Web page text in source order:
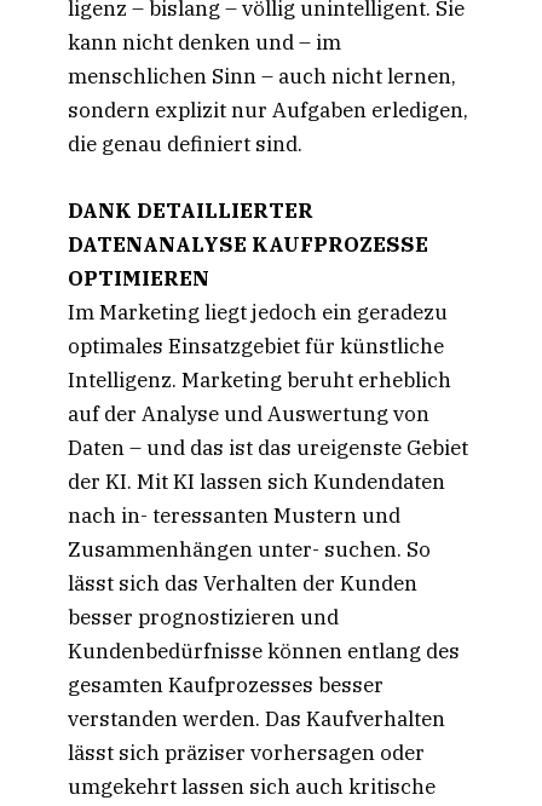
ligenz – bislang – völlig unintelligent. Sie
kann nicht denken und – im
menschlichen Sinn – auch nicht lernen,
sondern explizit nur Aufgaben erledigen,
die genau definiert sind.
DANK DETAILLIERTER
DATENANALYSE KAUFPROZESSE
OPTIMIEREN
Im Marketing liegt jedoch ein geradezu
optimales Einsatzgebiet für künstliche
Intelligenz. Marketing beruht erheblich
auf der Analyse und Auswertung von
Daten – und das ist das ureigenste Gebiet
der KI. Mit KI lassen sich Kundendaten
nach in- teressanten Mustern und
Zusammenhängen unter- suchen. So
lässt sich das Verhalten der Kunden
besser prognostizieren und
Kundenbedürfnisse können entlang des
gesamten Kaufprozesses besser
verstanden werden. Das Kaufverhalten
lässt sich präziser vorhersagen oder
umgekehrt lassen sich auch kritische